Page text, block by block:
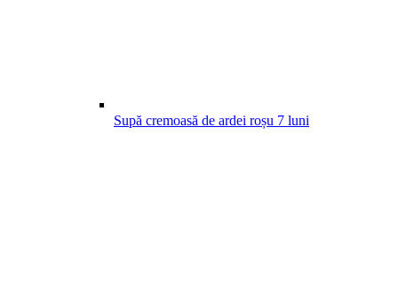
Supă cremoasă de ardei roșu 7 luni